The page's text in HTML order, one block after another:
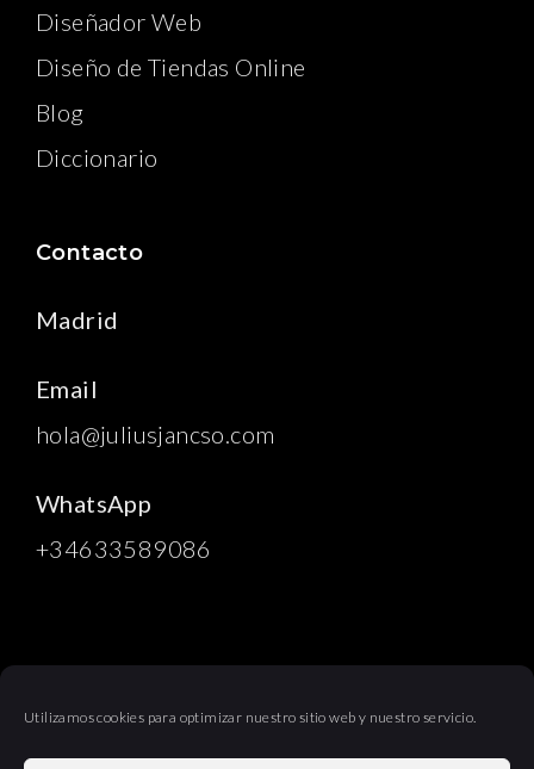
Utilizamos cookies para optimizar nuestro sitio web y nuestro servicio.
Diseñador Web
Diseño de Tiendas Online
Blog
Diccionario
Contacto
Madrid
Email
hola@juliusjancso.com
WhatsApp
+34633589086